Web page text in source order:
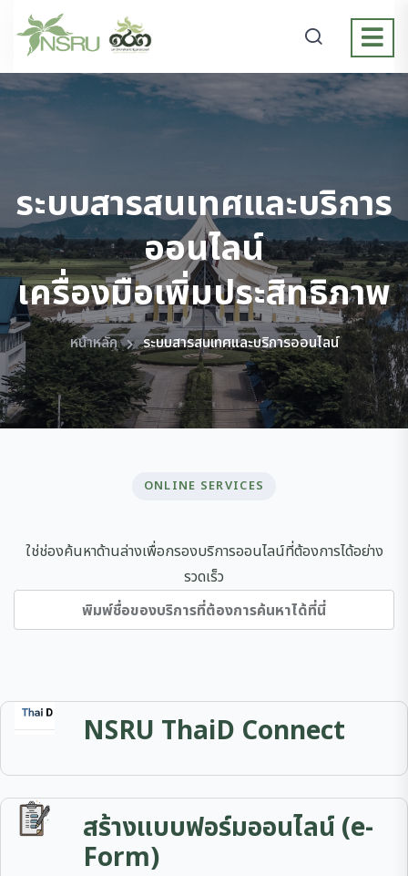
ระบบสารสนเทศและบริการ
ออนไลน์
เครื่องมือเพิ่มประสิทธิภาพ
หน้าหลัก ระบบสารสนเทศและบริการออนไลน์
ONLINE SERVICES
ใช่ช่องค้นหาด้านล่างเพื่อกรองบริการออนไลน์ที่ต้องการได้อย่าง
รวดเร็ว
NSRU ThaiD Connect
สร้างแบบฟอร์มออนไลน์ (e-
Form)